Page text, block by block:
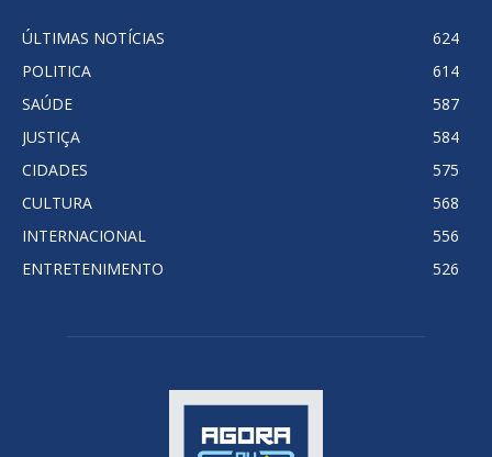
ÚLTIMAS NOTÍCIAS
624
POLITICA
614
SAÚDE
587
JUSTIÇA
584
CIDADES
575
CULTURA
568
INTERNACIONAL
556
ENTRETENIMENTO
526